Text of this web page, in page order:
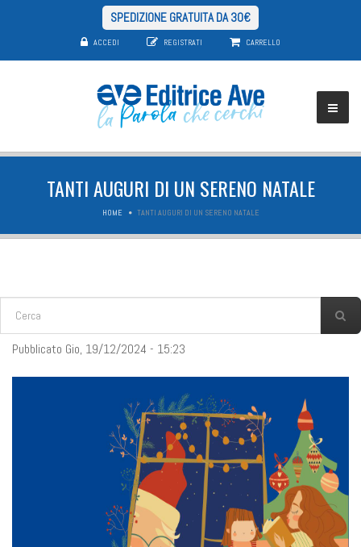
SPEDIZIONE GRATUITA DA 30€
ACCEDI REGISTRATI CARRELLO
TANTI AUGURI DI UN SERENO NATALE
HOME TANTI AUGURI DI UN SERENO NATALE
FORM DI RICERCA
Pubblicato Gio, 19/12/2024 - 15:23